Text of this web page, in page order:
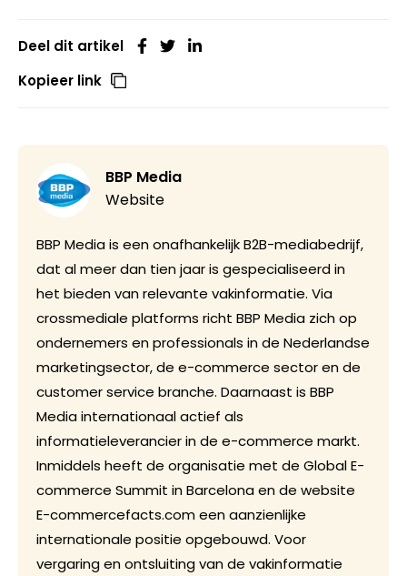
Deel dit artikel
Kopieer link
BBP Media
Website
BBP Media is een onafhankelijk B2B-mediabedrijf,
dat al meer dan tien jaar is gespecialiseerd in
het bieden van relevante vakinformatie. Via
crossmediale platforms richt BBP Media zich op
ondernemers en professionals in de Nederlandse
marketingsector, de e-commerce sector en de
customer service branche. Daarnaast is BBP
Media internationaal actief als
informatieleverancier in de e-commerce markt.
Inmiddels heeft de organisatie met de Global E-
commerce Summit in Barcelona en de website
E-commercefacts.com een aanzienlijke
internationale positie opgebouwd. Voor
vergaring en ontsluiting van de vakinformatie